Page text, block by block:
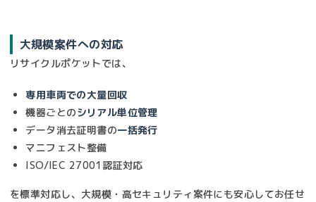
大規模案件への対応
リサイクルポケットでは、
専用車両での大量回収
機器ごとのシリアル単位管理
データ消去証明書の一括発行
マニフェスト整備
ISO/IEC 27001認証対応
を標準対応し、大規模・高セキュリティ案件にも安心してお任せ